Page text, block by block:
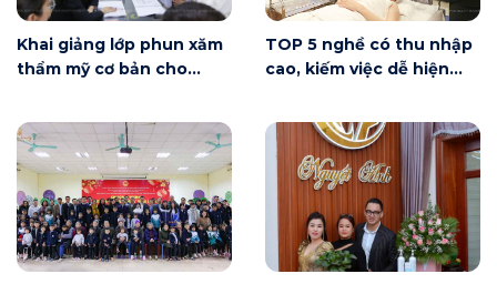
Khai giảng lớp phun xăm
thẩm mỹ cơ bản cho
TOP 5 nghề có thu nhập
cao, kiếm việc dễ hiện